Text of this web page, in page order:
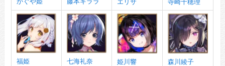
エリサ 寺崎千穂理
福姫 七海礼奈 姫川響 森川綾子